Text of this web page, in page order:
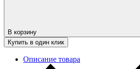
В корзину
Купить в один клик
Описание товара